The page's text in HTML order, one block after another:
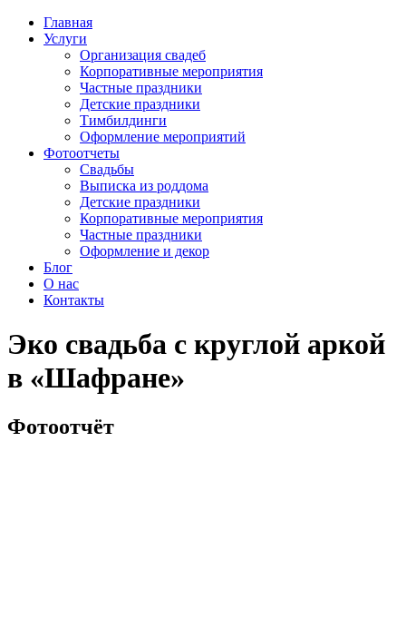
Главная
Услуги
Организация свадеб
Корпоративные мероприятия
Частные праздники
Детские праздники
Тимбилдинги
Оформление мероприятий
Фотоотчеты
Cвадьбы
Выписка из роддома
Детские праздники
Корпоративные мероприятия
Частные праздники
Оформление и декор
Блог
О нас
Контакты
Эко свадьба с круглой аркой
в «Шафране»
Фотоотчёт